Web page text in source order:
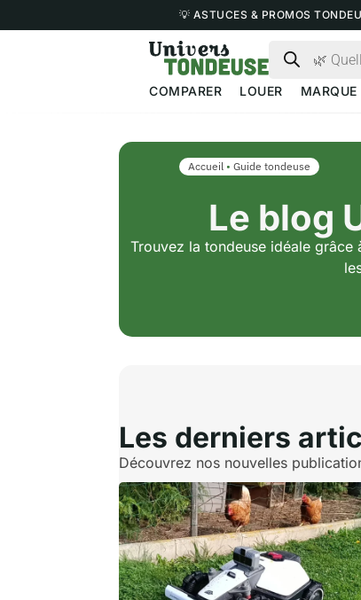
💡 ASTUCES & PROMOS
COMPARER
LOUER MARQUE
Accueil• Guide tondeuse
Le blog
Trouvez la tondeuse idéale grâce
Les derniers
Découvrez nos nouvelles